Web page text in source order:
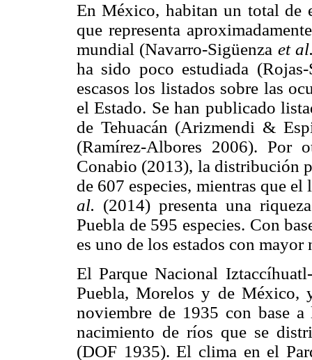
En México, habitan un total de
que representa
mundial (Navarro-Sigüenza et
ha sido poco estudiada
escasos los listados sobre las
el Estado. Se han publicado
de Tehuacán (Arizmendi &
(Ramírez-Albores 2006). Por
Conabio (2013), la distribución
de 607 especies, mientras que
al. (2014) presenta una
Puebla de 595 especies. Con
es uno de los estados con
El Parque Nacional
Puebla, Morelos y de México,
noviembre de 1935 con base
nacimiento de ríos que se
(DOF 1935). El clima en el